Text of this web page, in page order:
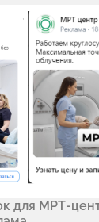
для МРТ-